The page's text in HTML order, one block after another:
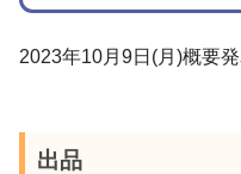
2023年10月9日(月)概要
出品